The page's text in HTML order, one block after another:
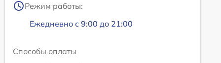
Режим работы:
Ежедневно с 9:00 до 21:00
Способы оплаты